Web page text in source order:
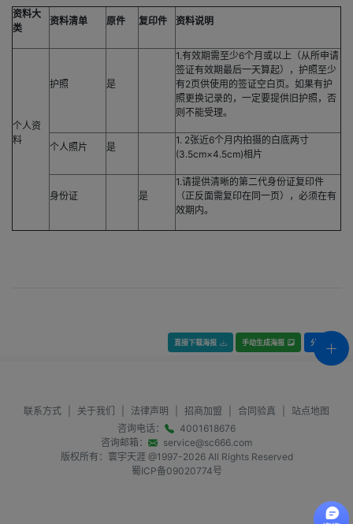
资料大
类
资料清单 原件 复印件 资料说明
个人资
料
护照 是
1.有效期需至少6个月或以上（从所申请
签证有效期最后一天算起），护照至少
有2页供使用的签证空白页。如果有护
照更换记录的，一定要提供旧护照，否
则不能受理。
个人照片 是
1. 2张近6个月内拍摄的白底两寸
(3.5cm×4.5cm)相片
身份证 是
1.请提供清晰的第二代身份证复印件
（正反面需复印在同一页），必须在有
效期内。
直接下载海报 手动生成海报 分享
联系方式 关于我们 法律声明 招商加盟 合同验真
站点地图
咨询电话：
4001618676
咨询邮箱：
service@sc666.com
版权所有：寰宇天涯 @1997-2026All Rights Reserved
蜀ICP备09020774号